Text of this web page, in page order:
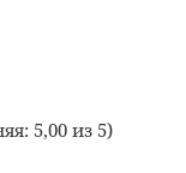
Корчма
5,00 из 5)